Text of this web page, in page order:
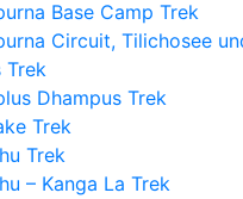
Base Camp Trek
Circuit, Tilichosee
Trek
Dhampus Trek
Trek
Trek
– Kanga La Trek